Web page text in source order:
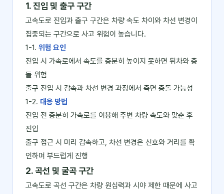
1. 진입 및 출구 구간
고속도로 진입과 출구 구간은 차량 속도 차이와 차선 변경이
집중되는 구간으로 사고 위험이 높습니다.
1-1. 위험 요인
진입 시 가속로에서 속도를 충분히 높이지 못하면 뒤차와 충
돌 위험
출구 진입 시 감속과 차선 변경 과정에서 측면 충돌 가능성
1-2. 대응 방법
진입 전 충분히 가속로를 이용해 주변 차량 속도와 맞춘 후
진입
출구 접근 시 미리 감속하고, 차선 변경은 신호와 거리를 확
인하며 부드럽게 진행
2. 곡선 및 굴곡 구간
고속도로 곡선 구간은 차량 원심력과 시야 제한 때문에 사고